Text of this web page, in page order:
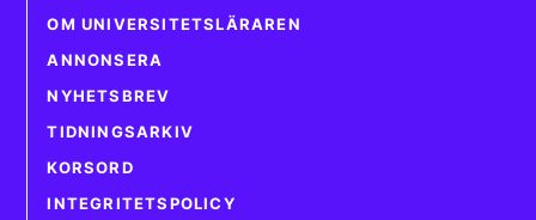
OM UNIVERSITETSLÄRAREN
ANNONSERA
NYHETSBREV
TIDNINGSARKIV
KORSORD
INTEGRITETSPOLICY